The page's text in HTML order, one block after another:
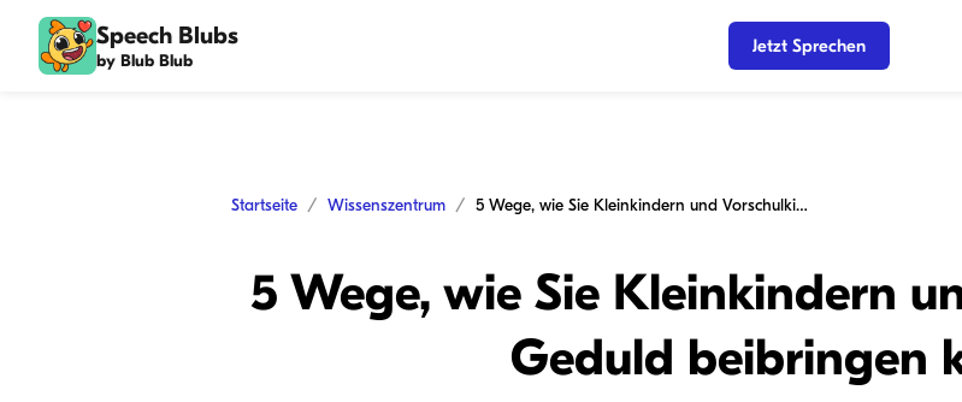
Speech Blubs
by Blub Blub
Jetzt Sprechen
Startseite Wissenszentrum 5 Wege, wie Sie Kleinkindern und Vorschulkindern Geduld beibringen können
5 Wege, wie Sie Kleinkindern
Geduld beibringen